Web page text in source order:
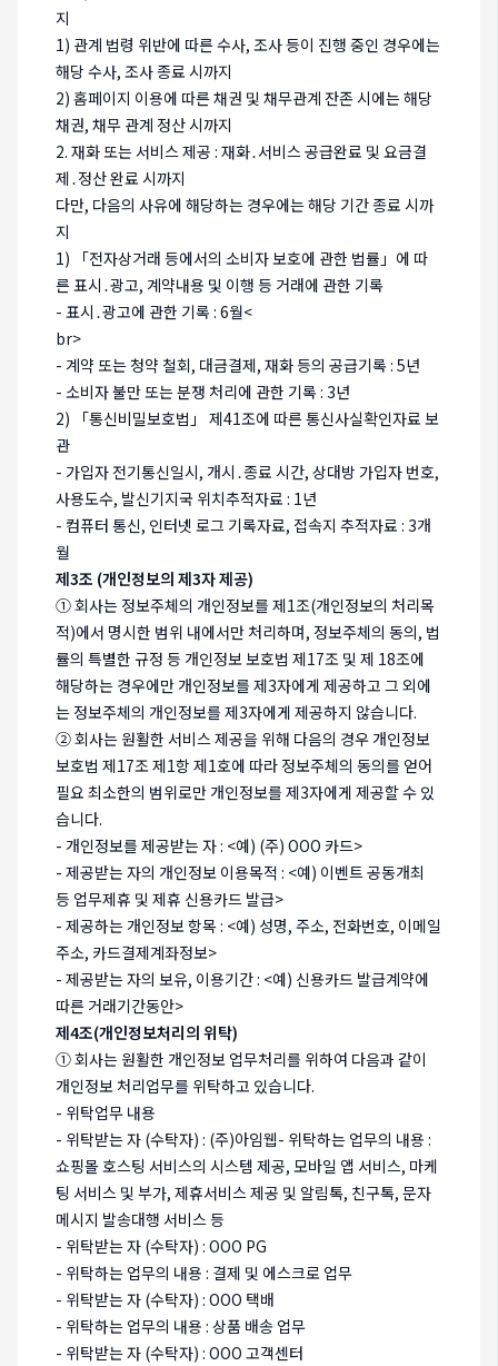
지
1) 관계 법령 위반에 따른 수사, 조사 등이 진행 중인 경우에는
해당 수사, 조사 종료 시까지
2) 홈페이지 이용에 따른 채권 및 채무관계 잔존 시에는 해당
채권, 채무 관계 정산 시까지
2. 재화 또는 서비스 제공 : 재화․서비스 공급완료 및 요금결
제․정산 완료 시까지
다만, 다음의 사유에 해당하는 경우에는 해당 기간 종료 시까
지
1) 「전자상거래 등에서의 소비자 보호에 관한 법률」에 따
른 표시․광고, 계약내용 및 이행 등 거래에 관한 기록
- 표시․광고에 관한 기록 : 6월<
br>
- 계약 또는 청약 철회, 대금결제, 재화 등의 공급기록 : 5년
- 소비자 불만 또는 분쟁 처리에 관한 기록 : 3년
2) 「통신비밀보호법」 제41조에 따른 통신사실확인자료 보
관
- 가입자 전기통신일시, 개시․종료 시간, 상대방 가입자 번호,
사용도수, 발신기지국 위치추적자료 : 1년
- 컴퓨터 통신, 인터넷 로그 기록자료, 접속지 추적자료 : 3개
월
제3조 (개인정보의 제3자 제공)
① 회사는 정보주체의 개인정보를 제1조(개인정보의 처리목
적)에서 명시한 범위 내에서만 처리하며, 정보주체의 동의, 법
률의 특별한 규정 등 개인정보 보호법 제17조 및 제 18조에
해당하는 경우에만 개인정보를 제3자에게 제공하고 그 외에
는 정보주체의 개인정보를 제3자에게 제공하지 않습니다.
② 회사는 원활한 서비스 제공을 위해 다음의 경우 개인정보
보호법 제17조 제1항 제1호에 따라 정보주체의 동의를 얻어
필요 최소한의 범위로만 개인정보를 제3자에게 제공할 수 있
습니다.
- 개인정보를 제공받는 자 : <예) (주) OOO 카드>
- 제공받는 자의 개인정보 이용목적 : <예) 이벤트 공동개최
등 업무제휴 및 제휴 신용카드 발급>
- 제공하는 개인정보 항목 : <예) 성명, 주소, 전화번호, 이메일
주소, 카드결제계좌정보>
- 제공받는 자의 보유, 이용기간 : <예) 신용카드 발급계약에
따른 거래기간동안>
제4조(개인정보처리의 위탁)
① 회사는 원활한 개인정보 업무처리를 위하여 다음과 같이
개인정보 처리업무를 위탁하고 있습니다.
- 위탁업무 내용
- 위탁받는 자 (수탁자) : (주)아임웹- 위탁하는 업무의 내용 :
쇼핑몰 호스팅 서비스의 시스템 제공, 모바일 앱 서비스, 마케
팅 서비스 및 부가, 제휴서비스 제공 및 알림톡, 친구톡, 문자
메시지 발송대행 서비스 등
- 위탁받는 자 (수탁자) : OOO PG
- 위탁하는 업무의 내용 : 결제 및 에스크로 업무
- 위탁받는 자 (수탁자) : OOO 택배
- 위탁하는 업무의 내용 : 상품 배송 업무
- 위탁받는 자 (수탁자) : OOO 고객센터